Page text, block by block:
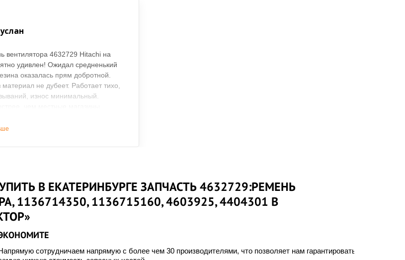
вентилятора 4632729 Hitachi на
удивлен! Ожидал средненький
оказалась прям добротной.
не дубеет. Работает тихо,
износ минимальный.
были про запас.
В ЕКАТЕРИНБУРГЕ ЗАПЧАСТЬ 4632729:РЕМЕНЬ
1136714350, 1136715160, 4603925, 4404301 В
сотрудничаем напрямую с более чем 30 производителями, что позволяет нам гарантировать